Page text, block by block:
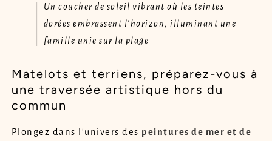
Un coucher de soleil vibrant où les teintes
dorées embrassent l'horizon, illuminant une
famille unie sur la plage
Matelots et terriens, préparez-vous à
une traversée artistique hors du
commun
Plongez dans l'univers des peintures de mer et de